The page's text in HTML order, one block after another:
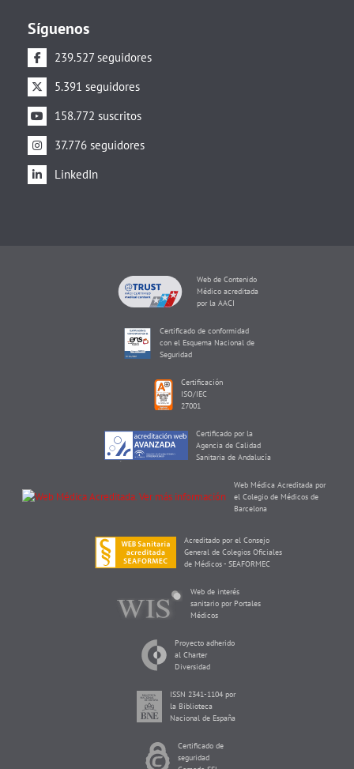
Síguenos
239.527 seguidores
5.391 seguidores
158.772 suscritos
37.776 seguidores
LinkedIn
Web de Contenido
Médico acreditada
por la AACI
Certificado de conformidad
con el Esquema Nacional de
Seguridad
Certificación
ISO/IEC
27001
Certificado por la
Agencia de Calidad
Sanitaria de Andalucía
Web Médica Acreditada por
el Colegio de Médicos de
Barcelona
Acreditado por el Consejo
General de Colegios Oficiales
de Médicos - SEAFORMEC
Web de interés
sanitario por Portales
Médicos
Proyecto adherido
al Charter
Diversidad
ISSN 2341-1104 por
la Biblioteca
Nacional de España
Certificado de
seguridad